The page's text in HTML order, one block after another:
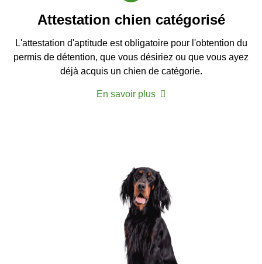
Attestation chien catégorisé
L'attestation d'aptitude est obligatoire pour l'obtention du
permis de détention, que vous désiriez ou que vous ayez
déjà acquis un chien de catégorie.
En savoir plus